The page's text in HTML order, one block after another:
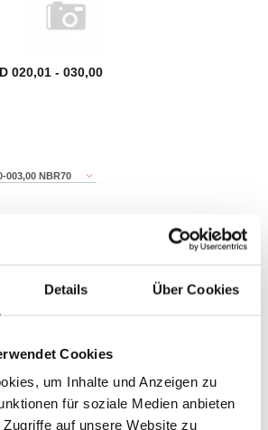
Details Über Cookies
Cookies
um Inhalte und Anzeigen zu
für soziale Medien anbieten
auf unsere Website zu
020,01 - 030,00
003,00 NBR70
180 Varianten